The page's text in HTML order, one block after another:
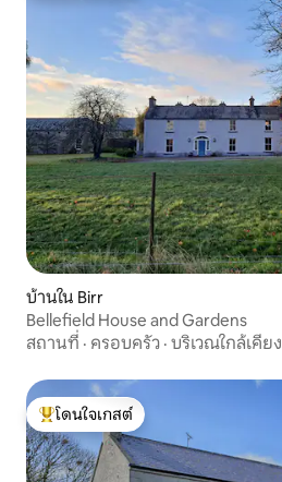
บ้านใน Birr
Bellefield House and Gardens
สถานที่ · ครอบครัว · บริเวณใกล้เคียง
โดนใจเกสต์ที่สุด
โดนใจเกสต์